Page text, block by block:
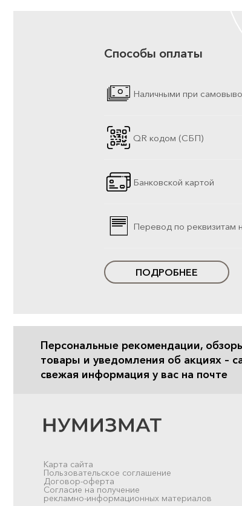
Способы оплаты
Наличными при
QR кодом (СБП)
Банковской картой
Перевод по реквизитам
ПОДРОБНЕЕ
Персональные рекомендации,
товары и уведомления об акциях –
свежая информация у вас на почте
Карта сайта
Пользовательское соглашение
Договор-оферта
Согласие на получение
рекламно-информационных материалов